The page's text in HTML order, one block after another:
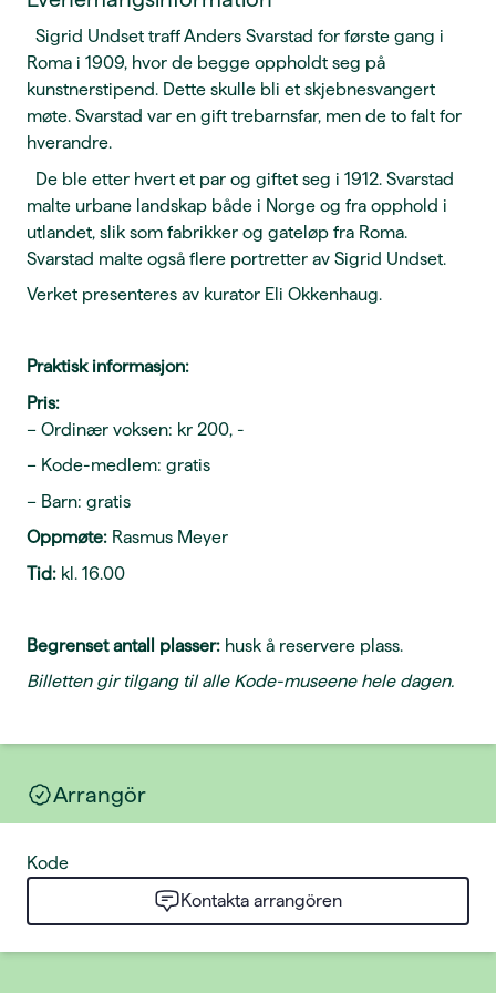
Sigrid Undset traff Anders Svarstad for første gang i
Roma i 1909, hvor de begge oppholdt seg på
kunstnerstipend. Dette skulle bli et skjebnesvangert
møte. Svarstad var en gift trebarnsfar, men de to falt for
hverandre.
De ble etter hvert et par og giftet seg i 1912. Svarstad
malte urbane landskap både i Norge og fra opphold i
utlandet, slik som fabrikker og gateløp fra Roma.
Svarstad malte også flere portretter av Sigrid Undset.
Verket presenteres av kurator Eli Okkenhaug.
Praktisk informasjon:
Pris:
– Ordinær voksen: kr 200, -
– Kode-medlem: gratis
– Barn: gratis
Oppmøte: Rasmus Meyer
Tid: kl. 16.00
Begrenset antall plasser: husk å reservere plass.
Billetten gir tilgang til alle Kode-museene hele dagen.
Arrangör
Kode
Kontakta arrangören